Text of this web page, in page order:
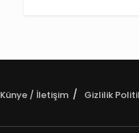
Künye / İletişim Gizlilik